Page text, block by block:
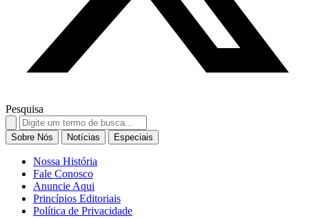
Pesquisa
Search
for:
Sobre Nós Notícias Especiais
Nossa História
Fale Conosco
Anuncie Aqui
Princípios Editoriais
Política de Privacidade